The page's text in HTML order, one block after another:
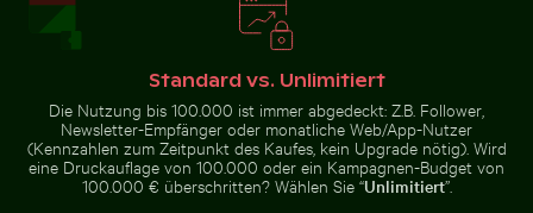
Panoramablick auf das Elbsandsteingebirge in
der Sächsischen Schweiz
Tür und
Pfützenspiegelung
Standard vs. Unlimitiert
Die Nutzung bis 100.000 ist immer abgedeckt: Z.B. Follower,
Newsletter-Empfänger oder monatliche Web/App-Nutzer
(Kennzahlen zum Zeitpunkt des Kaufes, kein Upgrade nötig). Wird
eine Druckauflage von 100.000 oder ein Kampagnen-Budget von
100.000 € überschritten? Wählen Sie “Unlimitiert”.